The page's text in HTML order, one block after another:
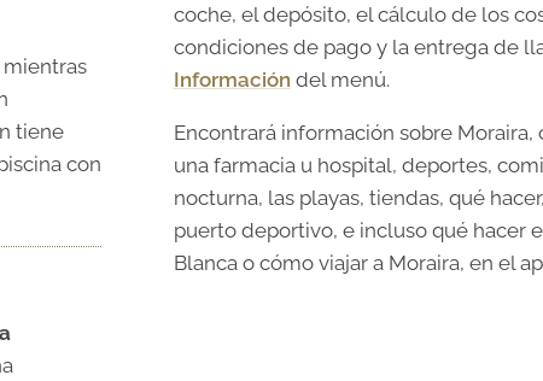
mientras
tiene
con
coche, el depósito, el cálculo de los
condiciones de pago y la entrega de
Información del menú.
Encontrará información sobre
una farmacia u hospital, deportes,
nocturna, las playas, tiendas, qué
puerto deportivo, e incluso qué hacer
Blanca o cómo viajar a Moraira, en el